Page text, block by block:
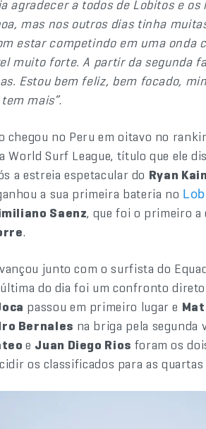
agradecer a todos de Lobitos e os
mas nos outros dias tinha
estar competindo em uma onda
muito forte. A partir da segunda
Estou bem feliz, bem focado,
mais”.
chegou no Peru em oitavo no
World Surf League, título que ele
a estreia espetacular do Ryan
a sua primeira bateria no
Saenz, que foi o primeiro a
.
junto com o surfista do
do dia foi um confronto
passou em primeiro lugar e
Bernales na briga pela segunda
e Juan Diego Rios foram os
os classificados para as